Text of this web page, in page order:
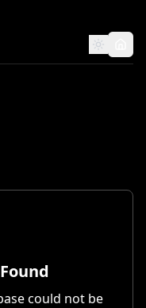
could not be